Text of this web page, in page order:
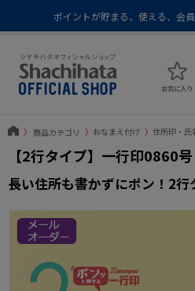
ポイントが貯まる、使える、会
メール便1,500円以上 / 宅配便
あなたに最適なスタンプをシ
〉 商品カテゴリ 〉 おなまえ付け 〉 住所印・氏
【2行タイプ】一行印0860
長い住所も書かずにポン！2行